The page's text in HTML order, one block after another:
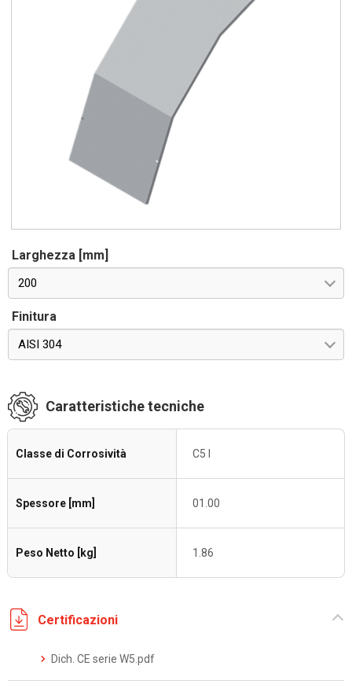
Larghezza [mm]
200
Finitura
AISI 304
Caratteristiche tecniche
Classe di Corrosività C5 I
Spessore [mm] 01.00
Peso Netto [kg] 1.86
Certificazioni
Dich. CE serie W5.pdf